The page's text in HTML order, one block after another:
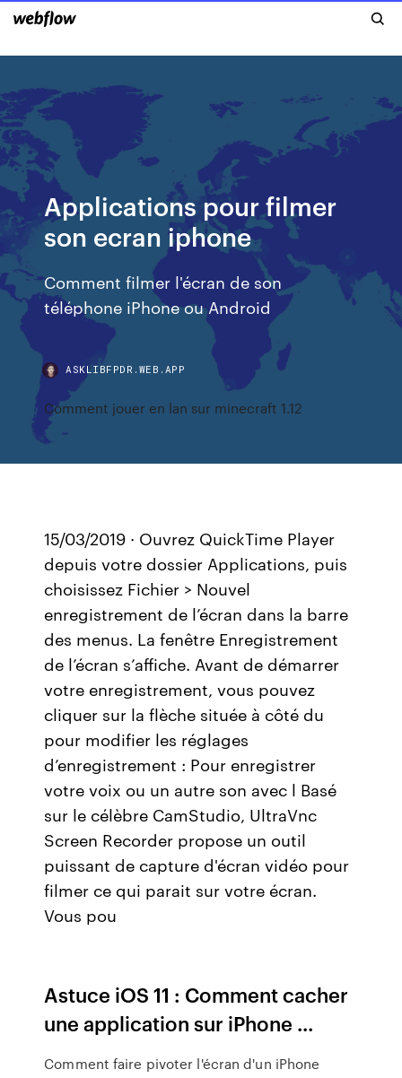
Applications pour filmer
son ecran iphone
Comment filmer l'écran de son
téléphone iPhone ou Android
ASKLIBFPDR.WEB.APP
Comment jouer en lan sur minecraft 1.12
15/03/2019 · Ouvrez QuickTime Player
depuis votre dossier Applications, puis
choisissez Fichier > Nouvel
enregistrement de l’écran dans la barre
des menus. La fenêtre Enregistrement
de l’écran s’affiche. Avant de démarrer
votre enregistrement, vous pouvez
cliquer sur la flèche située à côté du
pour modifier les réglages
d’enregistrement : Pour enregistrer
votre voix ou un autre son avec l Basé
sur le célèbre CamStudio, UltraVnc
Screen Recorder propose un outil
puissant de capture d'écran vidéo pour
filmer ce qui parait sur votre écran.
Vous pou
Astuce iOS 11 : Comment cacher
une application sur iPhone ...
Comment faire pivoter l'écran d'un iPhone